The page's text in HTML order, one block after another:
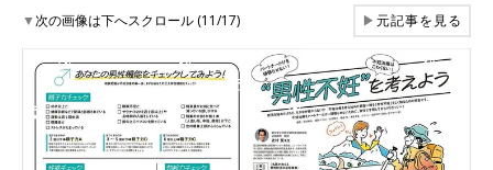
▼次の画像は下へスクロール (11/17) ▶元記事を見る